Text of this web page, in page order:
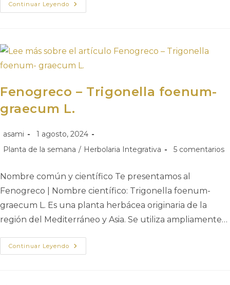
Continuar Leyendo
Fenogreco – Trigonella foenum-
graecum L.
asami
1 agosto, 2024
Planta de la semana / Herbolaria Integrativa 5 comentarios
Nombre común y científico Te presentamos al
Fenogreco | Nombre científico: Trigonella foenum-
graecum L. Es una planta herbácea originaria de la
región del Mediterráneo y Asia. Se utiliza ampliamente…
Continuar Leyendo